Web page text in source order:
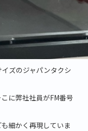
ズのジャパンタクシ
に弊社社員がFM番号
細かく再現していま